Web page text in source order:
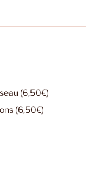
(6,50€)
(6,50€)